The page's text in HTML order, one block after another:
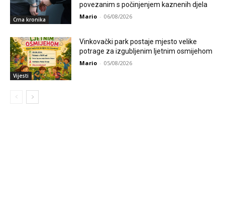
Crna kronika
povezanim s počinjenjem kaznenih djela
Mario - 06/08/2026
Vijesti
Vinkovački park postaje mjesto velike
potrage za izgubljenim ljetnim osmijehom
Mario - 05/08/2026